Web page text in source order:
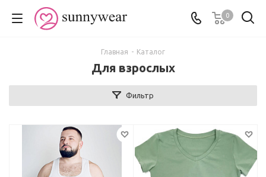
0
Главная - Каталог
Для взрослых
Фильтр